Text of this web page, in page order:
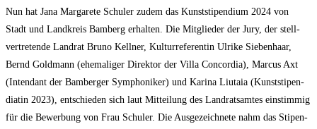
Nun hat Jana Mar­ga­re­te Schul­er zudem das Kunst­sti­pen­di­um 2024 von
Stadt und Land­kreis Bam­berg erhal­ten. Die Mit­glie­der der Jury, der stell­
ver­tre­ten­de Land­rat Bru­no Kell­ner, Kul­tur­re­fe­ren­tin Ulri­ke Sie­ben­haar,
Bernd Gold­mann (ehe­ma­li­ger Direk­tor der Vil­la Con­cor­dia), Mar­cus Axt
(Inten­dant der Bam­ber­ger Sym­pho­ni­ker) und Kari­na Liu­ta­ia (Kunst­sti­pen­
dia­tin 2023), ent­schie­den sich laut Mit­tei­lung des Land­rats­am­tes ein­stim­mig
für die Bewer­bung von Frau Schul­er. Die Aus­ge­zeich­ne­te nahm das Sti­pen­